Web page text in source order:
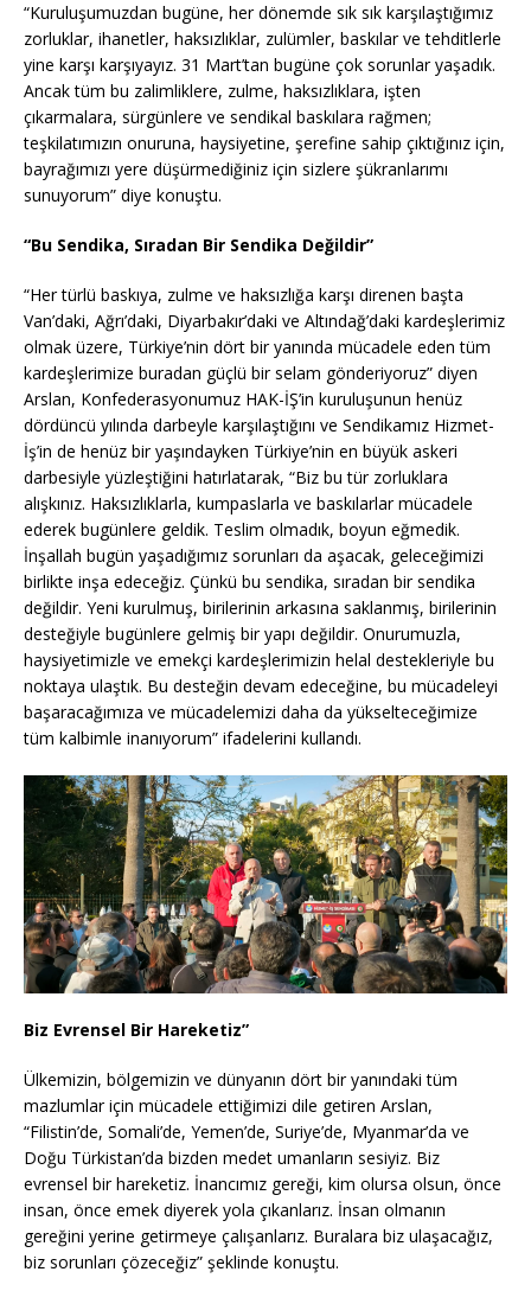
“Kuruluşumuzdan bugüne, her dönemde sık sık karşılaştığımız
zorluklar, ihanetler, haksızlıklar, zulümler, baskılar ve tehditlerle
yine karşı karşıyayız. 31 Mart’tan bugüne çok sorunlar yaşadık.
Ancak tüm bu zalimliklere, zulme, haksızlıklara, işten
çıkarmalara, sürgünlere ve sendikal baskılara rağmen;
teşkilatımızın onuruna, haysiyetine, şerefine sahip çıktığınız için,
bayrağımızı yere düşürmediğiniz için sizlere şükranlarımı
sunuyorum” diye konuştu.
“Bu Sendika, Sıradan Bir Sendika Değildir”
“Her türlü baskıya, zulme ve haksızlığa karşı direnen başta
Van’daki, Ağrı’daki, Diyarbakır’daki ve Altındağ’daki kardeşlerimiz
olmak üzere, Türkiye’nin dört bir yanında mücadele eden tüm
kardeşlerimize buradan güçlü bir selam gönderiyoruz” diyen
Arslan, Konfederasyonumuz HAK-İŞ’in kuruluşunun henüz
dördüncü yılında darbeyle karşılaştığını ve Sendikamız Hizmet-
İş’in de henüz bir yaşındayken Türkiye’nin en büyük askeri
darbesiyle yüzleştiğini hatırlatarak, “Biz bu tür zorluklara
alışkınız. Haksızlıklarla, kumpaslarla ve baskılarlar mücadele
ederek bugünlere geldik. Teslim olmadık, boyun eğmedik.
İnşallah bugün yaşadığımız sorunları da aşacak, geleceğimizi
birlikte inşa edeceğiz. Çünkü bu sendika, sıradan bir sendika
değildir. Yeni kurulmuş, birilerinin arkasına saklanmış, birilerinin
desteğiyle bugünlere gelmiş bir yapı değildir. Onurumuzla,
haysiyetimizle ve emekçi kardeşlerimizin helal destekleriyle bu
noktaya ulaştık. Bu desteğin devam edeceğine, bu mücadeleyi
başaracağımıza ve mücadelemizi daha da yükselteceğimize
tüm kalbimle inanıyorum” ifadelerini kullandı.
Biz Evrensel Bir Hareketiz”
Ülkemizin, bölgemizin ve dünyanın dört bir yanındaki tüm
mazlumlar için mücadele ettiğimizi dile getiren Arslan,
“Filistin’de, Somali’de, Yemen’de, Suriye’de, Myanmar’da ve
Doğu Türkistan’da bizden medet umanların sesiyiz. Biz
evrensel bir hareketiz. İnancımız gereği, kim olursa olsun, önce
insan, önce emek diyerek yola çıkanlarız. İnsan olmanın
gereğini yerine getirmeye çalışanlarız. Buralara biz ulaşacağız,
biz sorunları çözeceğiz” şeklinde konuştu.